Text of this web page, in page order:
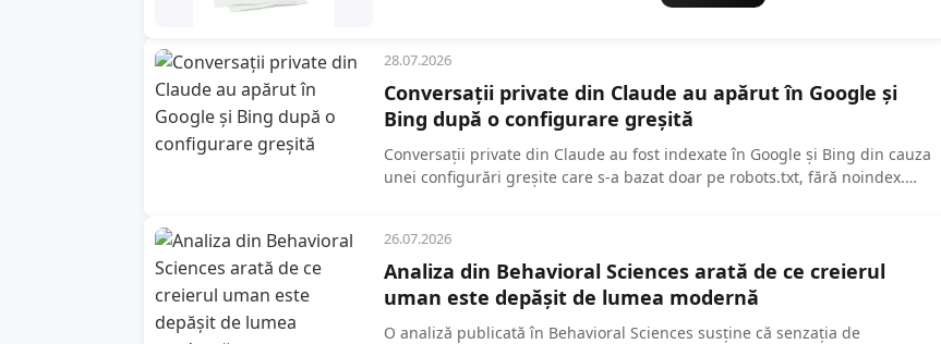
28.07.2026
Conversații private din Claude au apărut în Google și
Bing după o configurare greșită
Conversații private din Claude au fost indexate în Google și Bing din cauza
unei configurări greșite care s-a bazat doar pe robots.txt, fără noindex.
26.07.2026
Analiza din Behavioral Sciences arată de ce creierul
uman este depășit de lumea modernă
O analiză publicată în Behavioral Sciences susține că senzația de